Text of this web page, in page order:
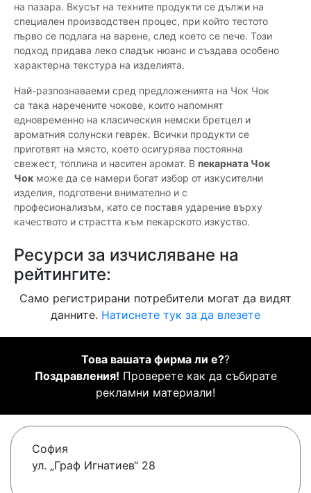
на пазара. Вкусът на техните продукти се дължи на
специален производствен процес, при който тестото
първо се подлага на варене, след което се пече. Този
подход придава леко сладък нюанс и създава особено
характерна текстура на изделията.
Най-разпознаваеми сред предложенията на Чок Чок
са така наречените чокове, които напомнят
едновременно на класическия немски бретцел и
ароматния солунски геврек. Всички продукти се
приготвят на място, което осигурява постоянна
свежест, топлина и наситен аромат. В пекарната Чок
Чок може да се намери богат избор от изкусителни
изделия, подготвени внимателно и с
професионализъм, като се поставя ударение върху
качеството и страстта към пекарското изкуство.
Ресурси за изчисляване на
рейтингите:
Само регистрирани потребители могат да видят
данните. Натиснете тук за да влезете
Това вашата фирма ли е??
Поздравления! Проверете как да събирате
рекламни материали!
София
ул. „Граф Игнатиев“ 28